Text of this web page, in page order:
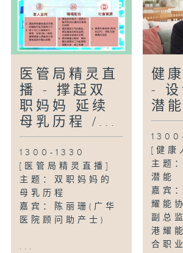
医管局精灵直
播 - 撑起双
职妈妈 延续
母乳历程 /...
1300-1330
[医管局精灵直播]
主题：双职妈妈的
母乳历程
嘉宾：陈丽珊(广华
医院顾问助产士)
...
健
- 设
潜能
[健康
主题
潜能
嘉宾
耀能
副总
港耀
合职